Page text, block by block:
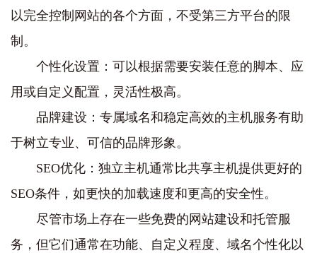
以完全控制网站的各个方面，不受第三方平台的限
制。
个性化设置：可以根据需要安装任意的脚本、应
用或自定义配置，灵活性极高。
品牌建设：专属域名和稳定高效的主机服务有助
于树立专业、可信的品牌形象。
SEO优化：独立主机通常比共享主机提供更好的
SEO条件，如更快的加载速度和更高的安全性。
尽管市场上存在一些免费的网站建设和托管服
务，但它们通常在功能、自定义程度、域名个性化以